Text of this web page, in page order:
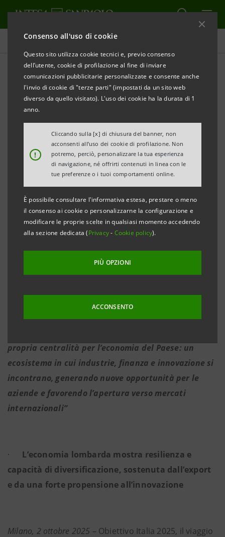
Consenso all'uso di cookie
Questo sito utilizza cookie tecnici e, previo consenso
dell’utente, cookie di profilazione al fine di inviare
comunicazioni pubblicitarie personalizzate e consente anche
l'invio di cookie di "terze parti" (impostati da un sito web
diverso da quello visitato). L'uso dei cookie ha la durata di 1
anno.
!
Cliccando sulla [x] di chiusura del banner, non
acconsenti all’uso dei cookie di profilazione. Non
potremo, perciò, personalizzare la tua esperienza
di navigazione, né offrirti contenuti in linea con le
tue preferenze o i tuoi comportamenti online.
È possibile consultare l'informativa estesa, prestare o meno
il consenso ai cookie o personalizzarne la configurazione e
modificare le proprie scelte in qualsiasi momento accedendo
alla sezione dedicata (Privacy- Cookie policy).
PIÙ OPZIONI
ACCONSENTO
Comunicati stampa
STAMPA AGGIORNA
INTESA SANPAOLO: A MILANO L’INCONTRO CON LE
PRINCIPALI AZIENDE LOMBARDE PER LA SESTA
DI OBIETTIVO ITALIA 2025
L’iniziativa della Divisione IMI Corporate &
Investment Banking fa tappa a Milano, con la
partecipazione di circa 90 rappresentanti del
tessuto imprenditoriale lombardo
propria centralità per l’economia del Paese: un
ecosistema in cui industrie, finanza e innovazione si
incontrano, generando nuove opportunità per le
aziende e favorendo l’apertura verso mercati
internazionali”
· L’economia lombarda mostra resilienza e
capacità di diversificazione, sostenuta dall’export
e da una forte propensione all’innovazione
Milano, 2 ottobre 2025 – Obiettivo Italia 2025, il viaggio